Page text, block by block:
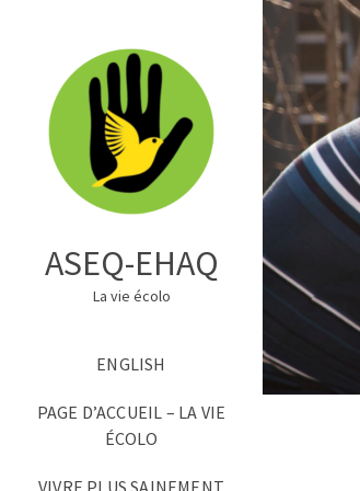
ASEQ-EHAQ
La vie écolo
ENGLISH
PAGE D’ACCUEIL – LA VIE
ÉCOLO
VIVRE PLUS SAINEMENT